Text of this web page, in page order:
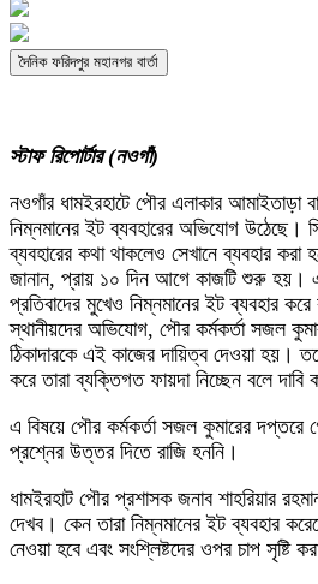
দৈনিক ফরিদপুর মহানগর বার্তা
স্টাফ রিপোর্টার (নওগাঁ)
নওগাঁর ধামইরহাটে পৌর এলাকার আমাইতাড়া
নিম্নমানের ইট ব্যবহারের অভিযোগ উঠেছে।
ব্যবহারের কথা থাকলেও সেখানে ব্যবহার করা
জানান, প্রায় ১০ দিন আগে কাজটি শুরু হয়।
প্রতিবাদের মুখেও নিম্নমানের ইট ব্যবহার করে
স্থানীয়দের অভিযোগ, পৌর কর্মকর্তা সজল
ঠিকাদারকে এই কাজের দায়িত্ব দেওয়া হয়।
করে তারা ব্যক্তিগত ফায়দা নিচ্ছেন বলে দাবি
এ বিষয়ে পৌর কর্মকর্তা সজল কুমারের দপ্তরে
প্রশ্নের উত্তর দিতে রাজি হননি।
ধামইরহাট পৌর প্রশাসক জনাব শাহরিয়ার
দেখব। কেন তারা নিম্নমানের ইট ব্যবহার
নেওয়া হবে এবং সংশ্লিষ্টদের ওপর চাপ সৃষ্টি